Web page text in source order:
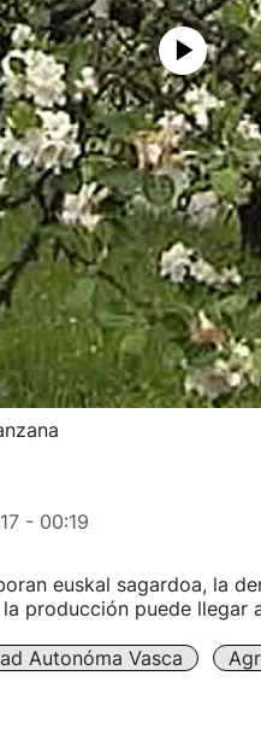
- 00:19
euskal sagardoa, la
producción puede llegar
Autonóma Vasca